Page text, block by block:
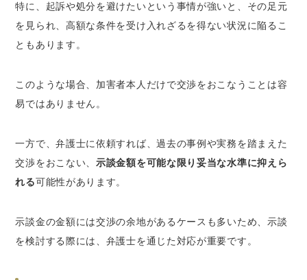
特に、起訴や処分を避けたいという事情が強いと、その足元
を見られ、高額な条件を受け入れざるを得ない状況に陥るこ
ともあります。
このような場合、加害者本人だけで交渉をおこなうことは容
易ではありません。
一方で、弁護士に依頼すれば、過去の事例や実務を踏まえた
交渉をおこない、示談金額を可能な限り妥当な水準に抑えら
れる可能性があります。
示談金の金額には交渉の余地があるケースも多いため、示談
を検討する際には、弁護士を通じた対応が重要です。